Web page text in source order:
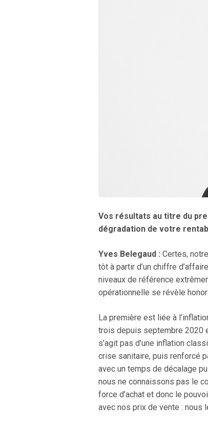
Vos résultats au titre du
dégradation de votre
Yves Belegaud : Certes,
tôt à partir d’un chiffre
niveaux de référence
opérationnelle se révèle
La première est liée à
trois depuis septembre 2020
s’agit pas d’une inflation
crise sanitaire, puis renforcé
avec un temps de décalage
nous ne connaissons pas le
force d’achat et donc le
avec nos prix de vente : nous